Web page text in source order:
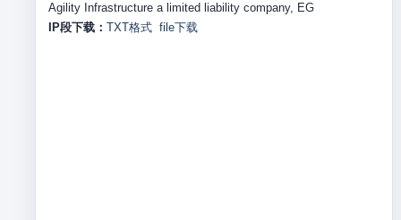
Agility Infrastructure a limited liability company, EG
IP段下载： TXT格式 file下载